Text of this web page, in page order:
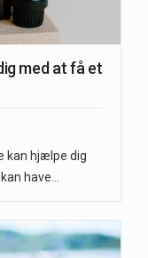
med at få et
kan hjælpe dig
have…